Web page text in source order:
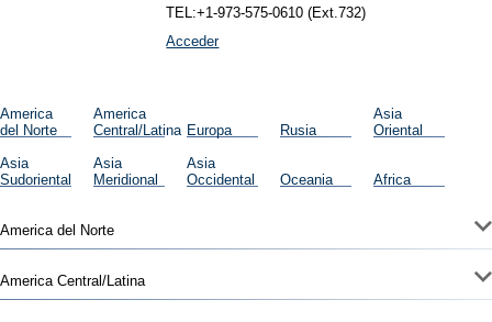
TEL:+1-973-575-0610 (Ext.732)
Acceder
America
del Norte
America
Central/Latina Europa Rusia
Asia
Oriental
Asia
Sudoriental
Asia
Meridional
Asia
Occidental
Oceania Africa
America del Norte
America Central/Latina